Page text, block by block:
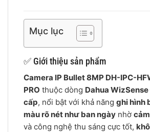
Mục lục
✅ Giới thiệu sản phẩm
Camera IP Bullet 8MP DH-IPC-
PRO thuộc dòng Dahua
cấp, nổi bật với khả năng ghi hình
màu rõ nét như ban ngày nhờ
và công nghệ thu sáng cực tốt,